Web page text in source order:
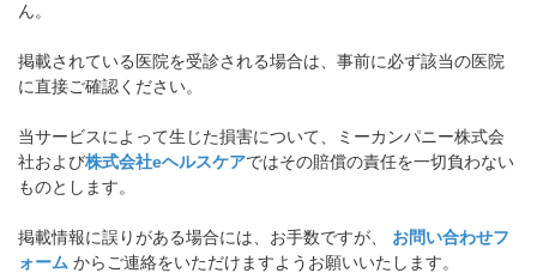
ん。
掲載されている医院を受診される場合は、事前に必ず該当の医院
に直接ご確認ください。
当サービスによって生じた損害について、ミーカンパニー株式会
社および株式会社eヘルスケアではその賠償の責任を一切負わない
ものとします。
掲載情報に誤りがある場合には、お手数ですが、 お問い合わせフ
ォーム からご連絡をいただけますようお願いいたします。